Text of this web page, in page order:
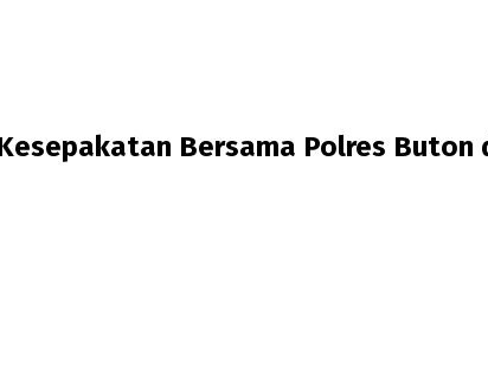
Bersama Polres Buton